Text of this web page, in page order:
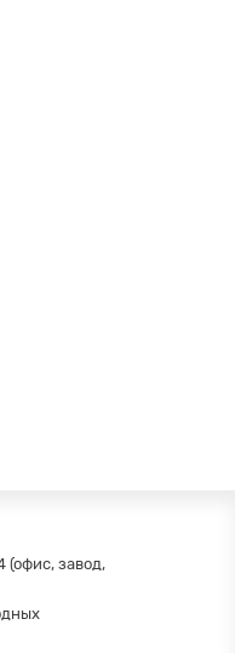
(офис, завод,